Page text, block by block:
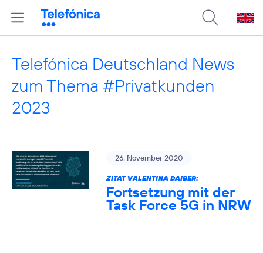
Telefónica Deutschland News
zum Thema #Privatkunden
2023
26. November 2020
ZITAT VALENTINA DAIBER:
Fortsetzung mit der
Task Force 5G in NRW